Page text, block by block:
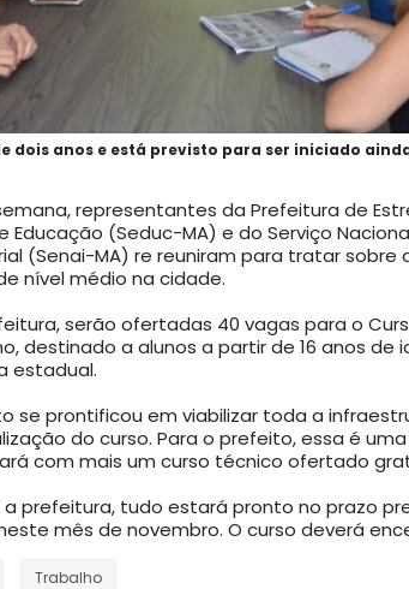
dois anos e está previsto para ser iniciado
semana, representantes da Prefeitura de
Educação (Seduc-MA) e do Serviço
(Senai-MA) re reuniram para tratar sobre
nível médio na cidade.
serão ofertadas 40 vagas para o
destinado a alunos a partir de 16 anos de
estadual.
se prontificou em viabilizar toda a
do curso. Para o prefeito, essa é
com mais um curso técnico ofertado
prefeitura, tudo estará pronto no prazo
mês de novembro. O curso deverá
Trabalho